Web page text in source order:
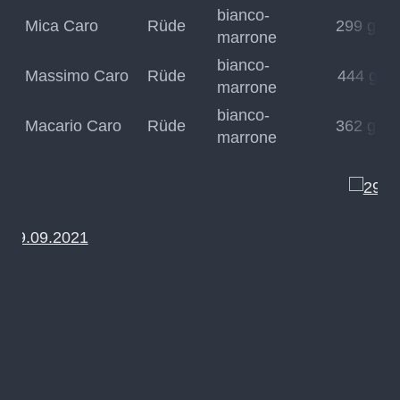
Mica Caro Rüde
bianco-
marrone
299 g
Massimo Caro Rüde
bianco-
marrone
444 g
Macario Caro Rüde
bianco-
marrone
362 g